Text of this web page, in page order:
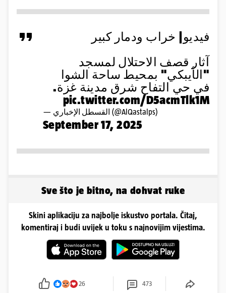
فيديو| خراب ودمار كبير
آثار قصف الاحتلال لمسجد
"الأيبكي" بمحيط ساحة الشوا
في حي التفاح شرق مدينة غزة.
pic.twitter.com/D5acmTlk1M
— القسطل الإخباري (@AlQastalps)
September 17, 2025
Sve što je bitno, na dohvat ruke
Skini aplikaciju za najbolje iskustvo portala. Čitaj,
komentiraj i budi uvijek u toku s najnovijim vijestima.
26 473